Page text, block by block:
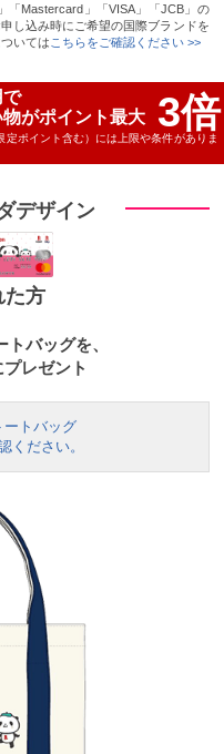
Mastercard」「VISA」「JCB」の
し込み時にご希望の国際ブランドを
いては こちらをご確認ください >>
がポイント最大
3倍
ポイント含む）には上限や条件がありま
デザイン
た方
バッグを、
レゼント
ートバッグ
ください。